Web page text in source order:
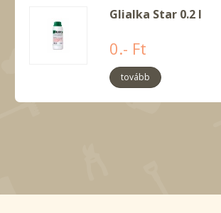
Glialka Star 0.2 l
0.- Ft
tovább